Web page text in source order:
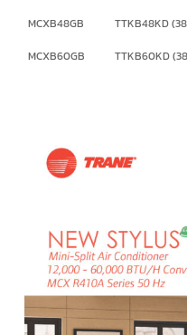
MCXB48GB
TTKB48KD
MCXB60GB
TTKB60KD